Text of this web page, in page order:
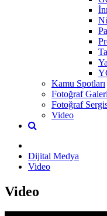
Kamu Spotları
Fotoğraf
Fotoğraf
Video
Dijital Medya
Video
Video